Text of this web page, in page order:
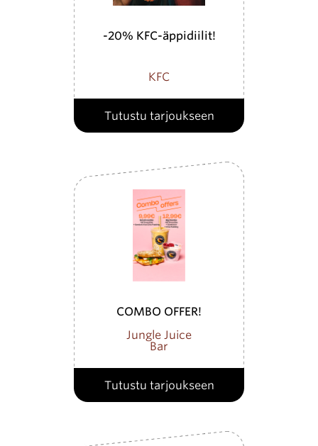
-20% KFC-äppidiilit!
KFC
Tutustu tarjoukseen
COMBO OFFER!
Jungle Juice
Bar
Tutustu tarjoukseen